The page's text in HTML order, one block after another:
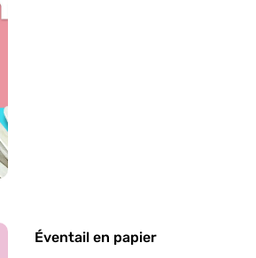
Éventail en papier